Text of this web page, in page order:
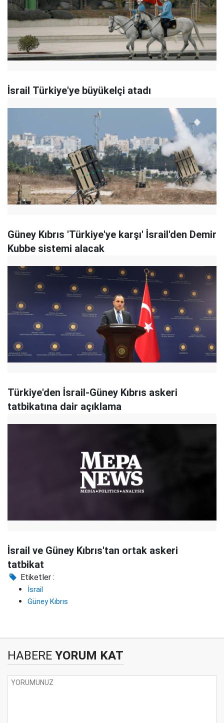
İsrail Türkiye'ye büyükelçi atadı
Güney Kıbrıs 'Türkiye'ye karşı' İsrail'den Demir
Kubbe sistemi alacak
Türkiye'den İsrail-Güney Kıbrıs askeri
tatbikatına dair açıklama
İsrail ve Güney Kıbrıs'tan ortak askeri
tatbikat
Etiketler :
İsrail
Güney Kıbrıs
HABERE YORUM KAT